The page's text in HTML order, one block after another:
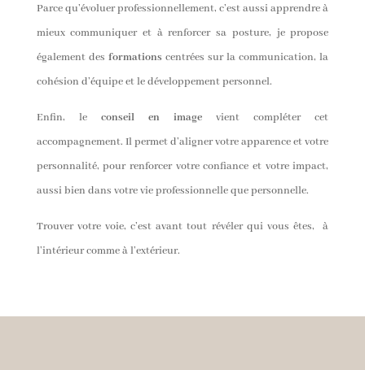
Parce qu’évoluer professionnellement, c’est aussi apprendre à
mieux communiquer et à renforcer sa posture, je propose
également des formations centrées sur la communication, la
cohésion d’équipe et le développement personnel.
Enfin, le conseil en image
vient compléter cet
accompagnement. Il permet d’aligner votre apparence et votre
personnalité, pour renforcer votre confiance et votre impact,
aussi bien dans votre vie professionnelle que personnelle.
Trouver votre voie, c’est avant tout révéler qui vous êtes, à
l’intérieur comme à l’extérieur.